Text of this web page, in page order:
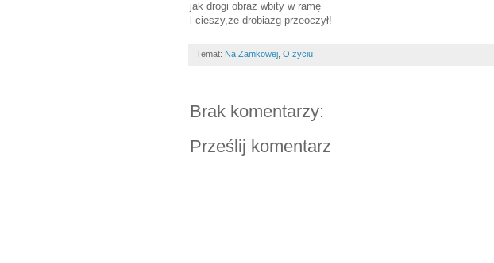
jak drogi obraz wbity w ramę
i cieszy,że drobiazg przeoczył!
Temat: Na Zamkowej O życiu
Brak komentarzy:
Prześlij komentarz